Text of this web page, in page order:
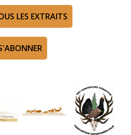
LES EXTRAITS